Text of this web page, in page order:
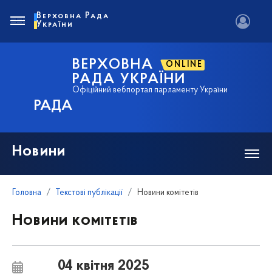
РАДА
ВЕРХОВНА ONLINE
РАДА УКРАЇНИ
Офіційний вебпортал парламенту України
Верховна Рада
України
Новини
Головна Текстові публікації Новини комітетів
Новини комітетів
04 квітня 2025